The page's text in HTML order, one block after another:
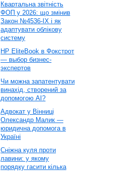
Квартальна звітність
ФОП у 2026: що змінив
Закон №4536-IX і як
адаптувати облікову
систему
HP EliteBook в Фокстрот
— выбор бизнес-
экспертов
Чи можна запатентувати
винахід, створений за
допомогою AI?
Адвокат у Вінниці
Олександр Малик —
юридична допомога в
Україні
Сніжна куля проти
лавини: у якому
порядку гасити кілька